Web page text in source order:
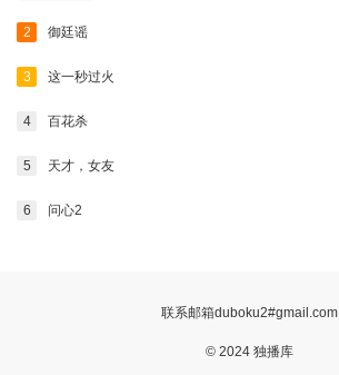
2 御廷谣
3 这一秒过火
4 百花杀
5 天才，女友
6 问心2
联系邮箱duboku2#gmail.com
© 2024 独播库